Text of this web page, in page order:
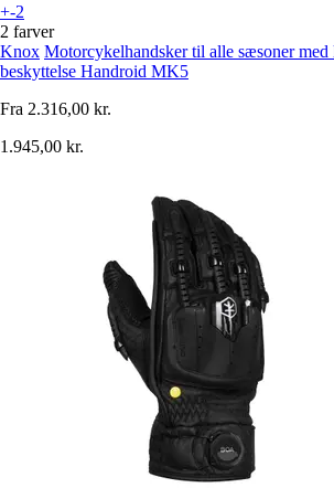
+-2
2 farver
Knox Motorcykelhandsker til alle sæsoner med
beskyttelse Handroid MK5
Fra 2.316,00 kr.
1.945,00 kr.